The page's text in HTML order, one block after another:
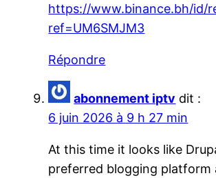
https://www.binance.bh/id/
ref=UM6SMJM3
Répondre
abonnement iptv dit :
6 juin 2026 à 9 h 27 min
At this time it looks like
preferred blogging platform